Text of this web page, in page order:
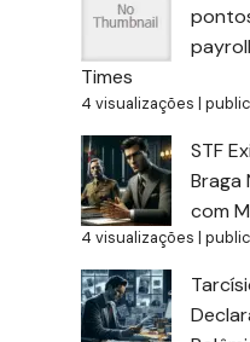
Times
4 visualizações |
STF
Braga
com
4 visualizações |